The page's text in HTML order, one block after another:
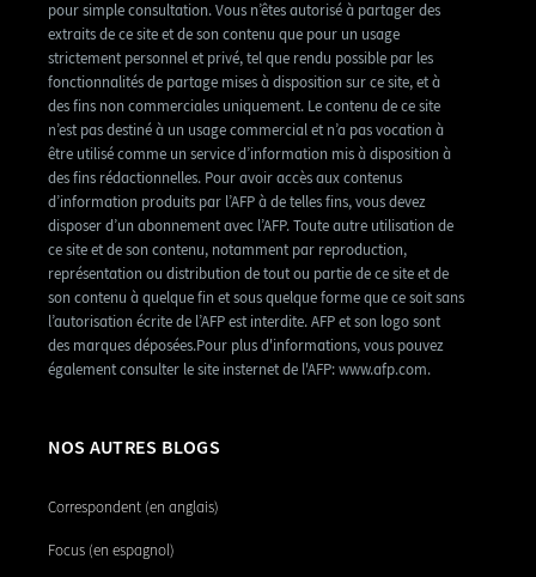
pour simple consultation. Vous n’êtes autorisé à partager des
extraits de ce site et de son contenu que pour un usage
strictement personnel et privé, tel que rendu possible par les
fonctionnalités de partage mises à disposition sur ce site, et à
des fins non commerciales uniquement. Le contenu de ce site
n’est pas destiné à un usage commercial et n’a pas vocation à
être utilisé comme un service d’information mis à disposition à
des fins rédactionnelles. Pour avoir accès aux contenus
d’information produits par l’AFP à de telles fins, vous devez
disposer d’un abonnement avec l’AFP. Toute autre utilisation de
ce site et de son contenu, notamment par reproduction,
représentation ou distribution de tout ou partie de ce site et de
son contenu à quelque fin et sous quelque forme que ce soit sans
l’autorisation écrite de l’AFP est interdite. AFP et son logo sont
des marques déposées.Pour plus d'informations, vous pouvez
également consulter le site insternet de l'AFP: www.afp.com.
NOS AUTRES BLOGS
Correspondent (en anglais)
Focus (en espagnol)